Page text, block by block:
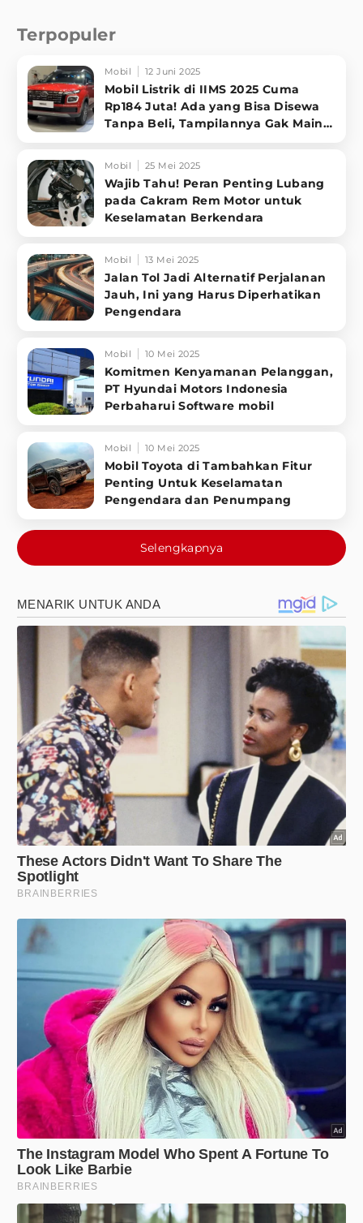
Terpopuler
Mobil 12 Juni 2025
Mobil Listrik di IIMS 2025 Cuma
Rp184 Juta! Ada yang Bisa Disewa
Tanpa Beli, Tampilannya Gak Main-
Mobil 25 Mei 2025
Wajib Tahu! Peran Penting Lubang
pada Cakram Rem Motor untuk
Keselamatan Berkendara
Mobil 13 Mei 2025
Jalan Tol Jadi Alternatif Perjalanan
Jauh, Ini yang Harus Diperhatikan
Pengendara
Mobil 10 Mei 2025
Komitmen Kenyamanan Pelanggan,
PT Hyundai Motors Indonesia
Perbaharui Software mobil
Mobil 10 Mei 2025
Mobil Toyota di Tambahkan Fitur
Penting Untuk Keselamatan
Pengendara dan Penumpang
Selengkapnya